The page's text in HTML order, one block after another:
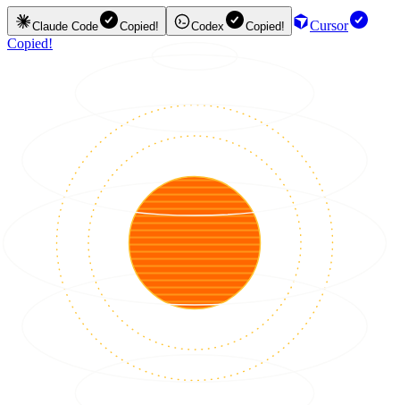
Claude Code Copied! Codex Copied!
Cursor
Copied!